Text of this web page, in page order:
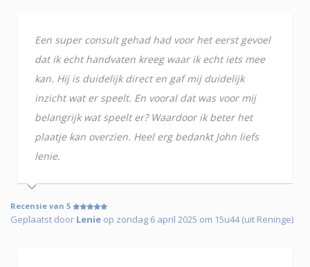
Een super consult gehad had voor het eerst gevoel
dat ik echt handvaten kreeg waar ik echt iets mee
kan. Hij is duidelijk direct en gaf mij duidelijk
inzicht wat er speelt. En vooral dat was voor mij
belangrijk wat speelt er? Waardoor ik beter het
plaatje kan overzien. Heel erg bedankt John liefs
lenie.
Recensie van 5
Geplaatst door Lenie op zondag 6 april 2025 om 15u44 (uit Reninge)